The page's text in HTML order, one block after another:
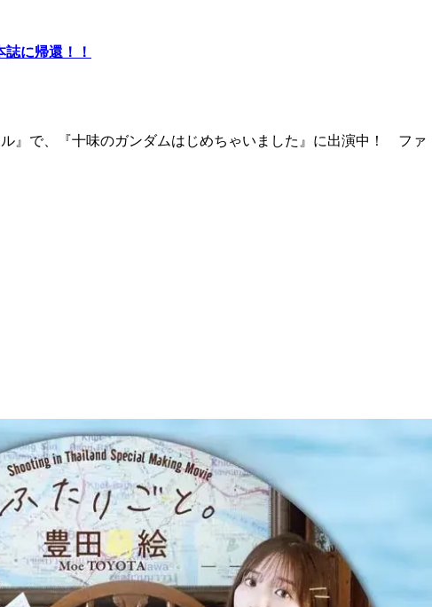
に帰還！！
』で、『十味のガンダムはじめちゃいました』に出演中！ ファ